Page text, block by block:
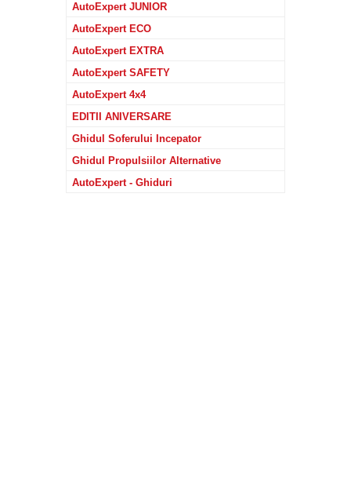
AutoExpert JUNIOR
AutoExpert ECO
AutoExpert EXTRA
AutoExpert SAFETY
AutoExpert 4x4
EDITII ANIVERSARE
Ghidul Soferului Incepator
Ghidul Propulsiilor Alternative
AutoExpert - Ghiduri